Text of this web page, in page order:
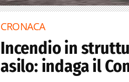
CRONACA
Incendio in
asilo: indaga il